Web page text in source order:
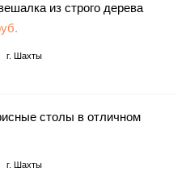
из строго дерева
г. Шахты
столы в отличном
г. Шахты